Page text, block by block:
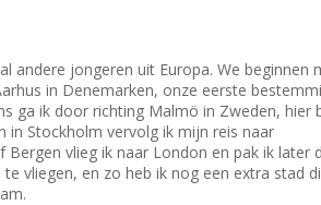
andere jongeren uit Europa. We beginnen
in Denemarken, onze eerste
ga ik door richting Malmö in Zweden, hier
in Stockholm vervolg ik mijn reis naar
vlieg ik naar London en pak ik later
vliegen, en zo heb ik nog een extra stad